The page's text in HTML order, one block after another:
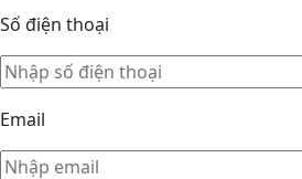
Số điện thoại
Email